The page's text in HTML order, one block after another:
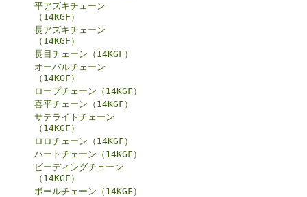
平アズキチェーン
（14KGF）
長アズキチェーン
（14KGF）
長目チェーン（14KGF）
オーバルチェーン
（14KGF）
ロープチェーン（14KGF）
喜平チェーン（14KGF）
サテライトチェーン
（14KGF）
ロロチェーン（14KGF）
ハートチェーン（14KGF）
ビーディングチェーン
（14KGF）
ボールチェーン（14KGF）